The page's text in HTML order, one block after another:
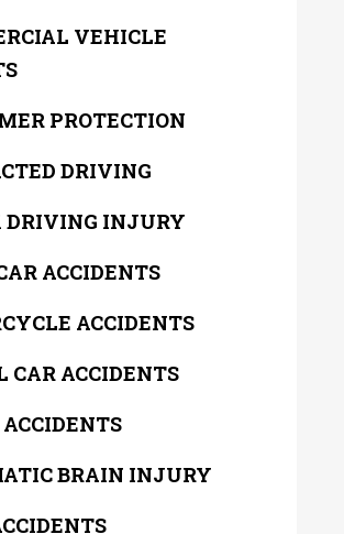
VEHICLE
PROTECTION
DRIVING
DRIVING INJURY
ACCIDENTS
ACCIDENTS
CAR ACCIDENTS
BRAIN INJURY